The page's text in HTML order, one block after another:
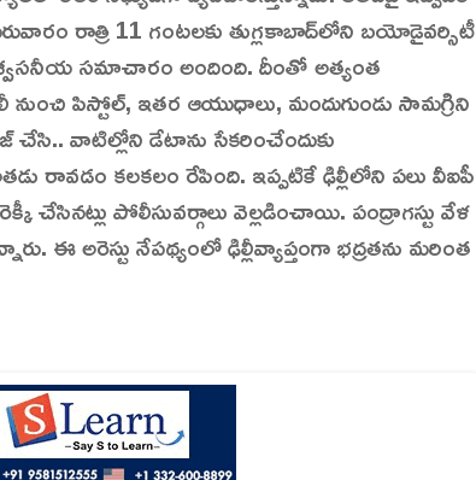
రాత్రి 11 గంటలకు తుగ్లకాబాద్‌లోని బయోడైవర్సిటీ
సమాచారం అందింది. దీంతో అత్యంత
నుంచి పిస్టోల్‌, ఇతర ఆయుధాలు, మందుగుండు సామగ్రిని
చేసి.. వాటిల్లోని డేటాను సేకరించేందుకు
రావడం కలకలం రేపింది. ఇప్పటికే ఢిల్లీలోని పలు వీఐపీ
చేసినట్లు పోలీసువర్గాలు వెల్లడించాయి. పంద్రాగస్టు వేళ
ఈ అరెస్టు నేపథ్యంలో ఢిల్లీవ్యాప్తంగా భద్రతను మరింత